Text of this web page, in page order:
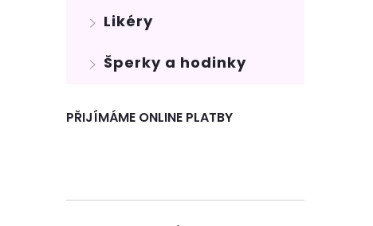
Likéry
Šperky a hodinky
PŘIJÍMÁME ONLINE PLATBY